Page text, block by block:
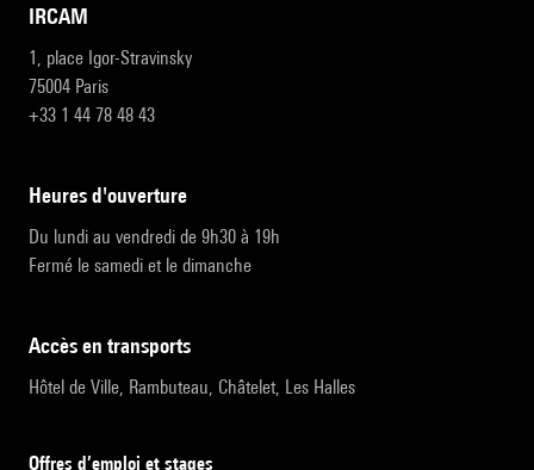
IRCAM
1, place Igor-Stravinsky
75004 Paris
+33 1 44 78 48 43
heures d'ouverture
Du lundi au vendredi de 9h30 à 19h
Fermé le samedi et le dimanche
accès en transports
Hôtel de Ville, Rambuteau, Châtelet, Les Halles
Offres d’emploi et stages